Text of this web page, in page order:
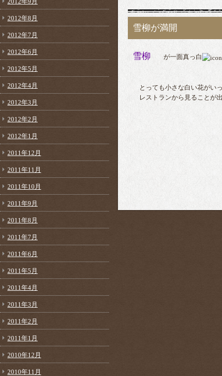
2012年8月
2012年7月
2012年6月
2012年5月
2012年4月
2012年3月
2012年2月
2012年1月
2011年12月
2011年11月
2011年10月
2011年9月
2011年8月
2011年7月
2011年6月
2011年5月
2011年4月
2011年3月
2011年2月
2011年1月
2010年12月
2010年11月
雪柳が満開
雪柳 が一面真っ白
とっても小さな白い花がい
レストランから見ることが